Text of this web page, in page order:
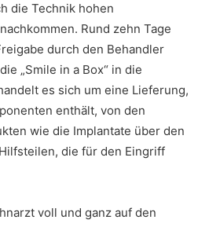
die Technik hohen
Rund zehn Tage
durch den Behandler
„Smile in a Box“ in die
es sich um eine Lieferung,
enthält, von den
wie die Implantate über den
die für den Eingriff
voll und ganz auf den